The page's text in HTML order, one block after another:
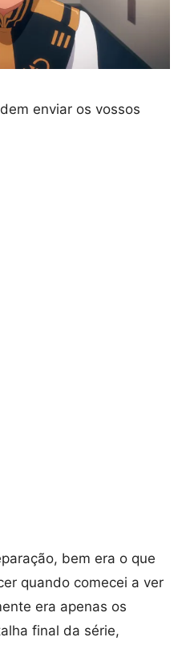
enviar os vossos
bem era o que
quando comecei a ver
era apenas os
final da série,